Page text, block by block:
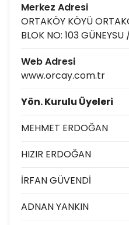
Merkez Adresi
ORTAKÖY KÖYÜ
BLOK NO: 103 GÜNEYSU
Web Adresi
www.orcay.com.tr
Yön. Kurulu Üyeleri
MEHMET ERDOĞAN
HIZIR ERDOĞAN
İRFAN GÜVENDİ
ADNAN YANKIN